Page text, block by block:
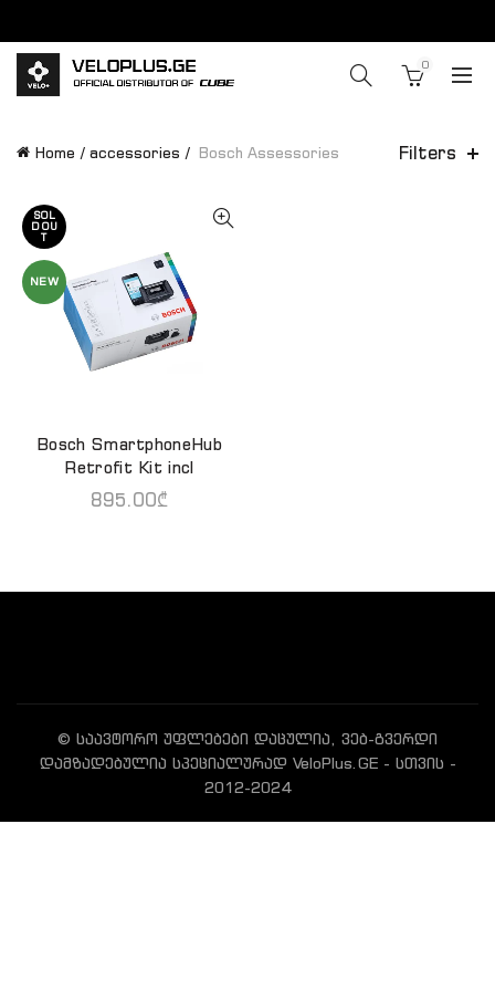
0
Home accessories Bosch Assessories Filters
SOL
D OU
T
NEW
READ MORE
Bosch SmartphoneHub
Retrofit Kit incl
895.00₾
© საავტორო უფლებები დაცულია, ვებ-გვერდი
დამზადებულია სპეციალურად VeloPlus.GE - სთვის -
2012-2024